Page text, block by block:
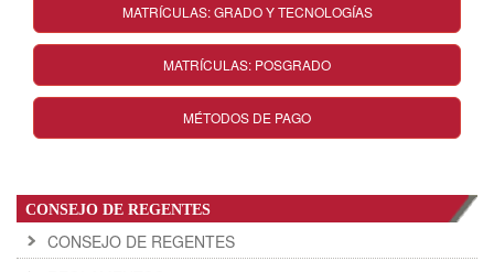
MATRÍCULAS: GRADO Y TECNOLOGÍAS
MATRÍCULAS: POSGRADO
MÉTODOS DE PAGO
CONSEJO DE REGENTES
CONSEJO DE REGENTES